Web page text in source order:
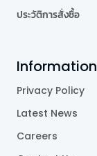
ประวัติการสั่งซื้อ
Information
Privacy Policy
Latest News
Careers